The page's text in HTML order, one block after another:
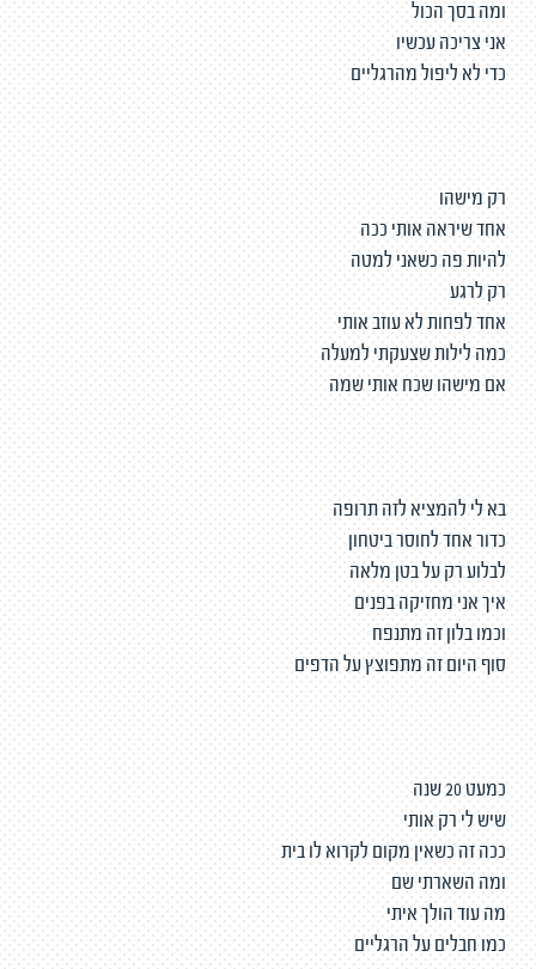
ומה בסך הכול
אני צריכה עכשיו
כדי לא ליפול מהרגליים
רק מישהו
אחד שיראה אותי ככה
להיות פה כשאני למטה
רק לרגע
אחד לפחות לא עוזב אותי
כמה לילות שצעקתי למעלה
אם מישהו שכח אותי שמה
בא לי להמציא לזה תרופה
כדור אחד לחוסר ביטחון
לבלוע רק על בטן מלאה
איך אני מחזיקה בפנים
וכמו בלון זה מתנפח
סוף היום זה מתפוצץ על הדפים
כמעט 20 שנה
שיש לי רק אותי
ככה זה כשאין מקום לקרוא לו בית
ומה השארתי שם
מה עוד הולך איתי
כמו חבלים על הרגליים